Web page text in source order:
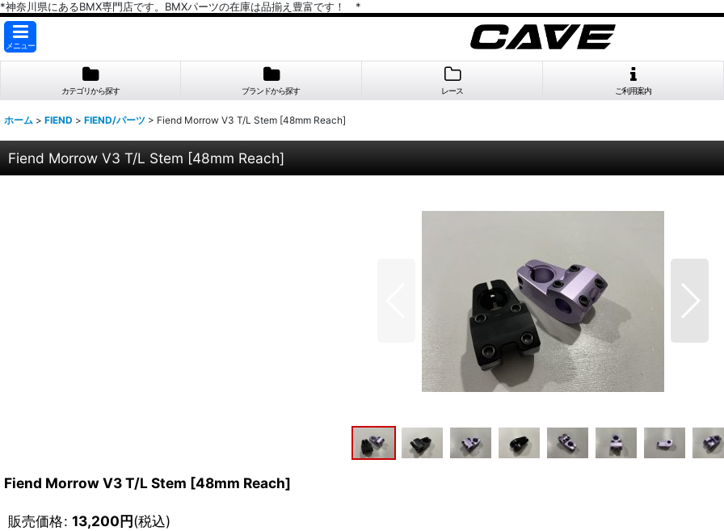
*神奈川県にあるBMX専門店です。BMXパーツの在庫は品揃え豊富です！ *
メニュー
カテゴリから探す ブランドから探す レース ご利用案内
ホーム > FIEND > FIEND/パーツ > Fiend Morrow V3 T/L Stem [48mm Reach]
Fiend Morrow V3 T/L Stem [48mm Reach]
Fiend Morrow V3 T/L Stem [48mm Reach]
販売価格: 13,200円(税込)